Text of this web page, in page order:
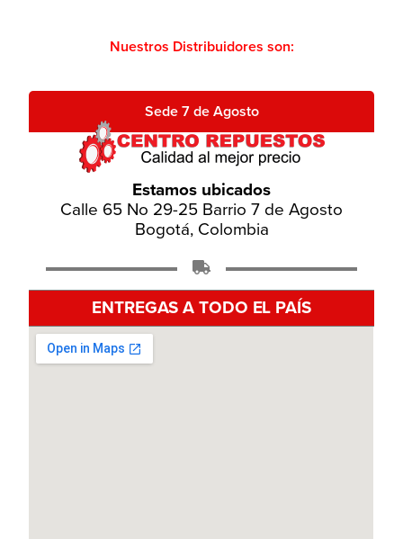
Nuestros Distribuidores son:
Sede 7 de Agosto
Estamos ubicados
Calle 65 No 29-25 Barrio 7 de Agosto
Bogotá, Colombia
ENTREGAS A TODO EL PAÍS